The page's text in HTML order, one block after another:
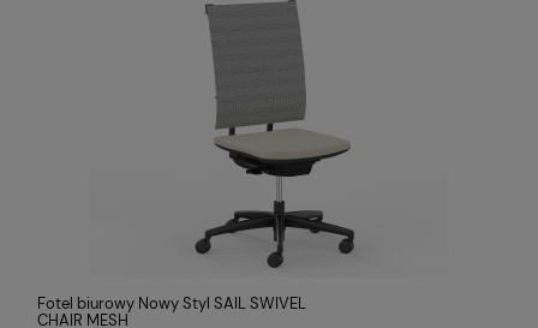
Fotel biurowy Nowy Styl SAIL SWIVEL
CHAIR MESH